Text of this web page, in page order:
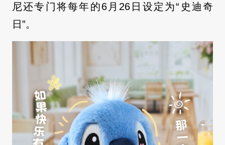
尼还专门将每年的6月26日设定为“史迪奇
日”。